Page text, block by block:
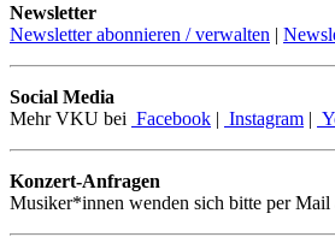
Newsletter
Newsletter abonnieren / verwalten |
Social Media
Mehr VKU bei Facebook | Instagram |
Konzert-Anfragen
Musiker*innen wenden sich bitte per Mail